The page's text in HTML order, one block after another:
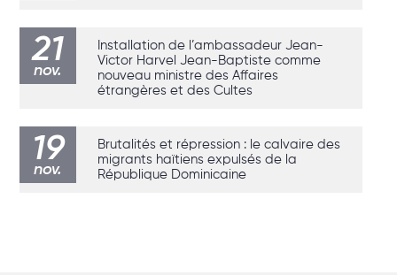
21
nov.
Installation de l’ambassadeur Jean-
Victor Harvel Jean-Baptiste comme
nouveau ministre des Affaires
étrangères et des Cultes
19
nov.
Brutalités et répression : le calvaire des
migrants haïtiens expulsés de la
République Dominicaine